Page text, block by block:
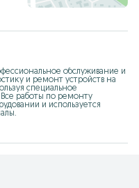
обслуживание и
и ремонт устройств на
специальное
работы по ремонту
и используется